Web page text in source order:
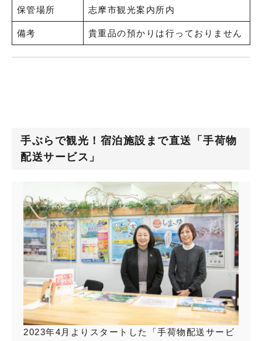
保管場所 志摩市観光案内所内
備考 貴重品の預かりは行っておりません
手ぶらで観光！宿泊施設まで直送「手荷物
配送サービス」
2023年4月よりスタートした「手荷物配送サービ